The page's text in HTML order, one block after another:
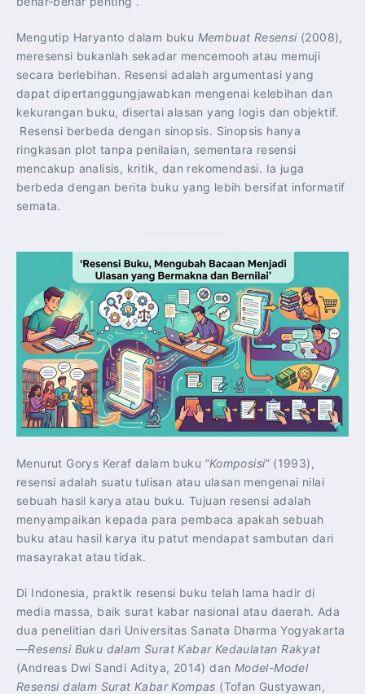
Mengutip Haryanto dalam buku Membuat Resensi(2008),
meresensi bukanlah sekadar mencemooh atau memuji
secara berlebihan. Resensi adalah argumentasi yang
dapat dipertanggungjawabkan mengenai kelebihan dan
kekurangan buku, disertai alasan yang logis dan objektif.
Resensi berbeda dengan sinopsis. Sinopsis hanya
ringkasan plot tanpa penilaian, sementara resensi
mencakup analisis, kritik, dan rekomendasi. Ia juga
berbeda dengan berita buku yang lebih bersifat informatif
semata.
Menurut Gorys Keraf dalam buku “Komposisi”(1993),
resensi adalah suatu tulisan atau ulasan mengenai nilai
sebuah hasil karya atau buku. Tujuan resensi adalah
menyampaikan kepada para pembaca apakah sebuah
buku atau hasil karya itu patut mendapat sambutan dari
masayrakat atau tidak.
Di Indonesia, praktik resensi buku telah lama hadir di
media massa, baik surat kabar nasional atau daerah. Ada
dua penelitian dari Universitas Sanata Dharma Yogyakarta
—Resensi Buku dalam Surat Kabar Kedaulatan Rakyat
(Andreas Dwi Sandi Aditya, 2014) dan Model-Model
Resensi dalam Surat Kabar Kompas (Tofan Gustyawan,